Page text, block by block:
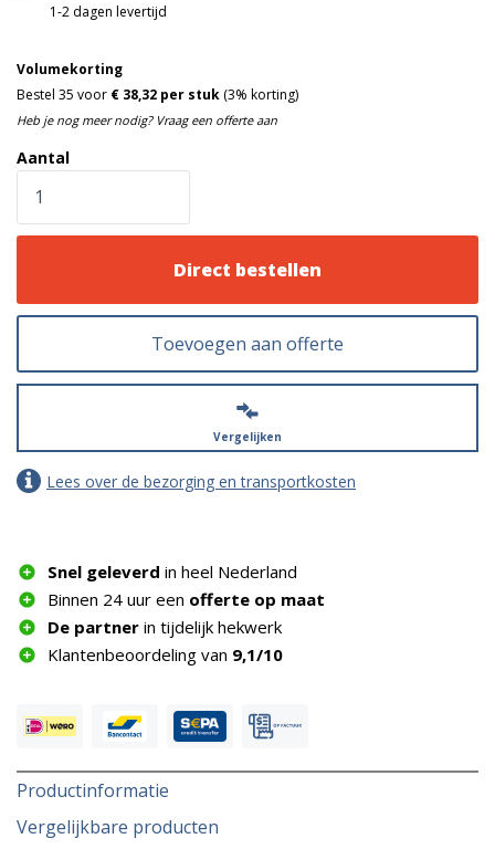
1-2 dagen levertijd
Aantal
Volumekorting
Bestel 35 voor € 38,32 per stuk (3% korting)
Heb je nog meer nodig? Vraag een offerte aan
Direct bestellen
Toevoegen aan offerte
Vergelijken
Lees over de bezorging en transportkosten
Snel geleverd in heel Nederland
Binnen 24 uur een offerte op maat
De partner in tijdelijk hekwerk
Klantenbeoordeling van 9,1/10
Productinformatie
Vergelijkbare producten